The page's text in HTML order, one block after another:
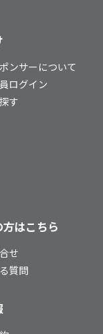
ンサーについて
ログイン
す
はこちら
せ
質問